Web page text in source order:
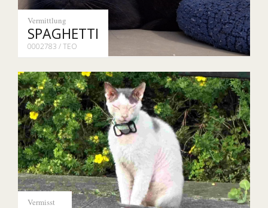
Vermittlung
SPAGHETTI
0002783 / TEO
Vermisst